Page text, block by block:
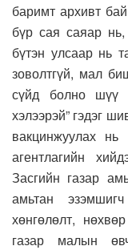
баримт архивт
бүр сая саяар
бүтэн улсаар нь
зоволтгүй, мал
сүйд болно шүү
хэлээрэй” гэдэг
вакцинжуулах
агентлагийн
Засгийн газар
амьтан
хөнгөлөлт,
газар малын